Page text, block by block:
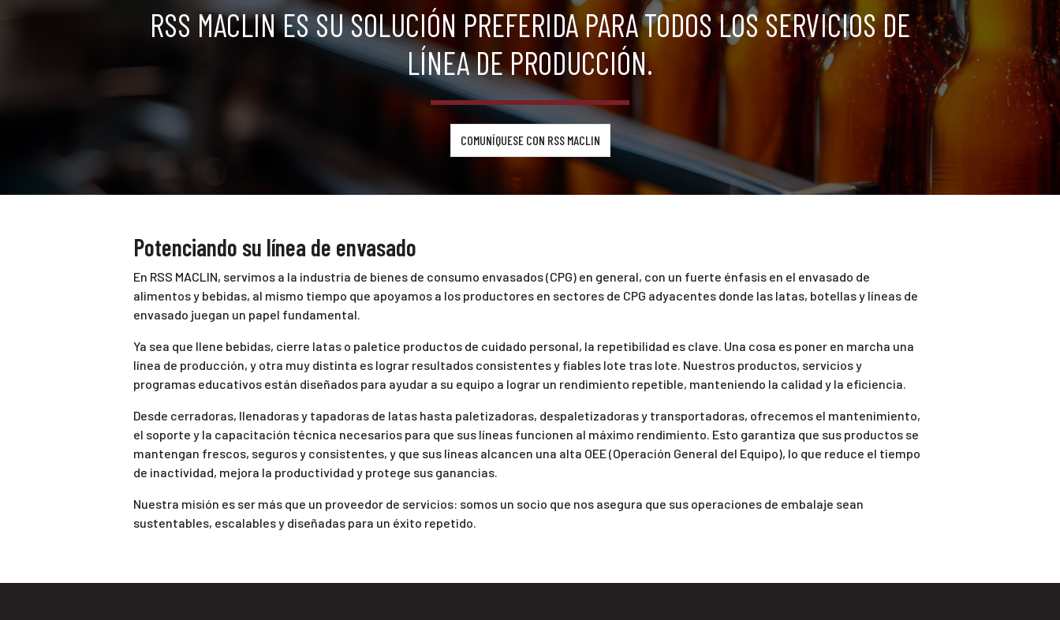
RSS MACLIN ES SU SOLUCIÓN PREFERIDA PARA TODOS LOS SERVICIOS DE
LÍNEA DE PRODUCCIÓN.
COMUNÍQUESE CON RSS MACLIN
Potenciando su línea de envasado
En RSS MACLIN, servimos a la industria de bienes de consumo envasados (CPG) en general, con un fuerte énfasis en el envasado de
alimentos y bebidas, al mismo tiempo que apoyamos a los productores en sectores de CPG adyacentes donde las latas, botellas y líneas de
envasado juegan un papel fundamental.
Ya sea que llene bebidas, cierre latas o paletice productos de cuidado personal, la repetibilidad es clave. Una cosa es poner en marcha una
línea de producción, y otra muy distinta es lograr resultados consistentes y fiables lote tras lote. Nuestros productos, servicios y
programas educativos están diseñados para ayudar a su equipo a lograr un rendimiento repetible, manteniendo la calidad y la eficiencia.
Desde cerradoras, llenadoras y tapadoras de latas hasta paletizadoras, despaletizadoras y transportadoras, ofrecemos el mantenimiento,
el soporte y la capacitación técnica necesarios para que sus líneas funcionen al máximo rendimiento. Esto garantiza que sus productos se
mantengan frescos, seguros y consistentes, y que sus líneas alcancen una alta OEE (Operación General del Equipo), lo que reduce el tiempo
de inactividad, mejora la productividad y protege sus ganancias.
Nuestra misión es ser más que un proveedor de servicios: somos un socio que nos asegura que sus operaciones de embalaje sean
sustentables, escalables y diseñadas para un éxito repetido.